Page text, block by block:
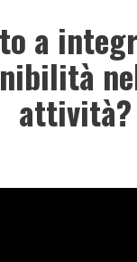
a
attività?